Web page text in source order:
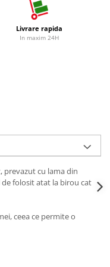
Livrare rapida
In maxim 24H
prevazut cu lama din
folosit atat la birou cat
ceea ce permite o